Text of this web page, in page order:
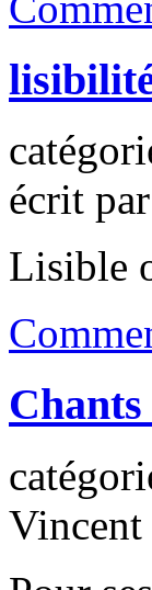
écrit
Lisible